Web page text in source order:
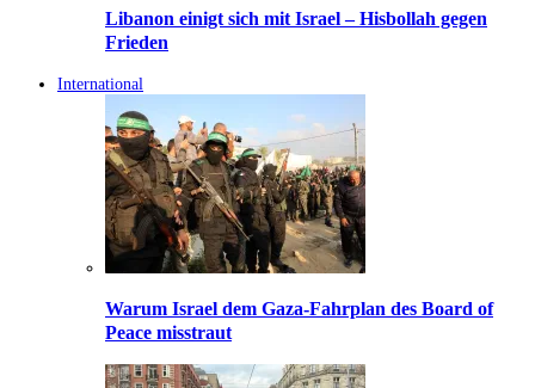
Libanon einigt sich mit Israel – Hisbollah gegen
Frieden
International
Warum Israel dem Gaza-Fahrplan des Board of
Peace misstraut